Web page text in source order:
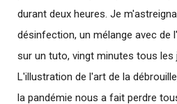
durant deux heures. Je
désinfection, un mélange avec de
sur un tuto, vingt minutes tous les
L'illustration de l'art de la
la pandémie nous a fait perdre